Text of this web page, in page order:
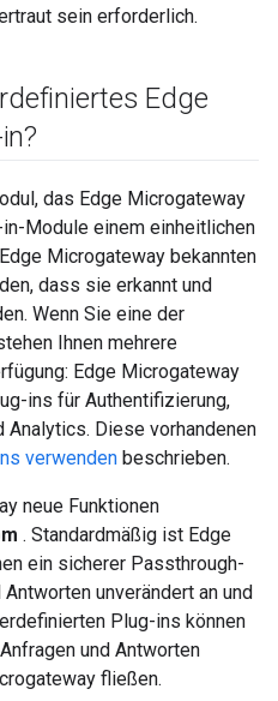
sein erforderlich.
Edge
das Edge Microgateway
Module einem einheitlichen
Microgateway bekannten
dass sie erkannt und
Wenn Sie eine der
Ihnen mehrere
Edge Microgateway
ins für Authentifizierung,
Diese vorhandenen
verwenden beschrieben.
neue Funktionen
. Standardmäßig ist Edge
ein sicherer Passthrough-
unverändert an und
Plug-ins können
und Antworten
fließen.